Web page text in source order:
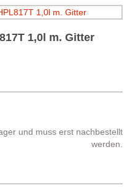
1,0l m. Gitter
und muss erst nachbestellt
werden.